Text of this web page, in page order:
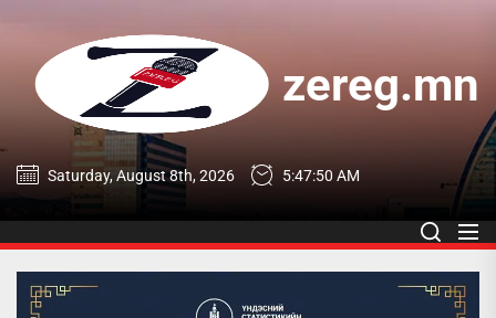
content
zereg.mn
zereg.mn
Saturday, August 8th, 2026 5:47:51 AM